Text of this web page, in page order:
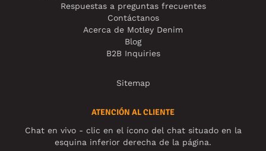
Respuestas a preguntas frecuentes
Contáctanos
Acerca de Motley Denim
Blog
B2B Inquiries
Sitemap
ATENCIÓN AL CLIENTE
Chat en vivo - clic en el ícono del chat situado en la
esquina inferior derecha de la página.